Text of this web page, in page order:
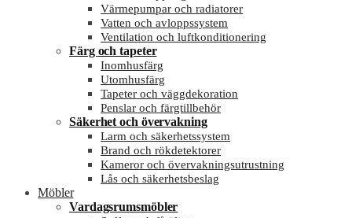
Värmepumpar och radiatorer
Vatten och avloppssystem
Ventilation och luftkonditionering
Färg och tapeter
Inomhusfärg
Utomhusfärg
Tapeter och väggdekoration
Penslar och färgtillbehör
Säkerhet och övervakning
Larm och säkerhetssystem
Brand och rökdetektorer
Kameror och övervakningsutrustning
Lås och säkerhetsbeslag
Möbler
Vardagsrumsmöbler